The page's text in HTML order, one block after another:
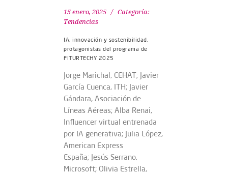
15 enero, 2025
Categoría:
Tendencias
IA, innovación y sostenibilidad,
protagonistas del programa de
FITURTECHY 2025
Jorge Marichal, CEHAT; Javier
García Cuenca, ITH; Javier
Gándara, Asociación de
Líneas Aéreas; Alba Renai,
Influencer virtual entrenada
por IA generativa; Julia López,
American Express
España; Jesús Serrano,
Microsoft; Olivia Estrella,